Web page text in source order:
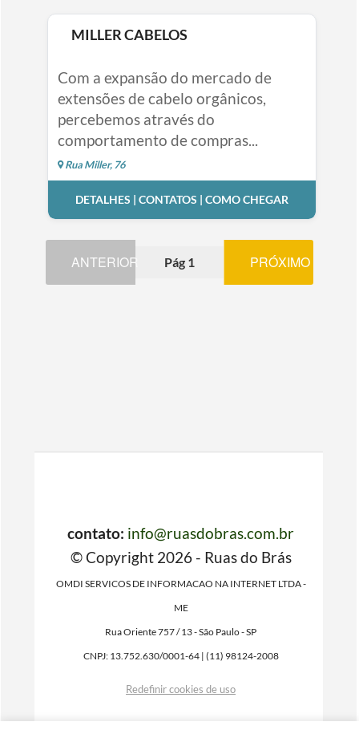
MILLER CABELOS
Com a expansão do mercado de
extensões de cabelo orgânicos,
percebemos através do
comportamento de compras...
Rua Miller, 76
DETALHES | CONTATOS | COMO CHEGAR
ANTERIOR Pág 1 PRÓXIMO
contato: info@ruasdobras.com.br
© Copyright 2026 - Ruas do Brás
OMDI SERVICOS DE INFORMACAO NA INTERNET LTDA -
ME
Rua Oriente 757 / 13 - São Paulo - SP
CNPJ: 13.752.630/0001-64 | (11) 98124-2008
Redefinir cookies de uso